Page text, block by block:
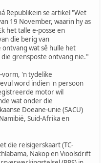
Republikein se artikel "Wet
19 November, waarin hy as
het talle e-posse en
die berig van
wat sê hulle het
grensposte ontvang nie."
vorm, 'n tydelike
word indien 'n persoon
motor wil
wat onder die
Doeane-unie (SACU)
Suid-Afrika en
die reisigerskaart (TC-
Nakop en Vioolsdrift